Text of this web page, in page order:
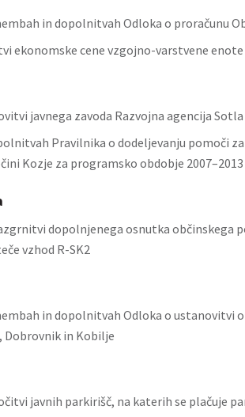
in dopolnitvah Odloka o proračunu
ekonomske cene vzgojno-varstvene enote
javnega zavoda Razvojna agencija Sotla
Pravilnika o dodeljevanju pomoči
Kozje za programsko obdobje 2007–2013
dopolnjenega osnutka občinskega
vzhod R-SK2
in dopolnitvah Odloka o ustanovitvi
Dobrovnik in Kobilje
javnih parkirišč, na katerih se plačuje